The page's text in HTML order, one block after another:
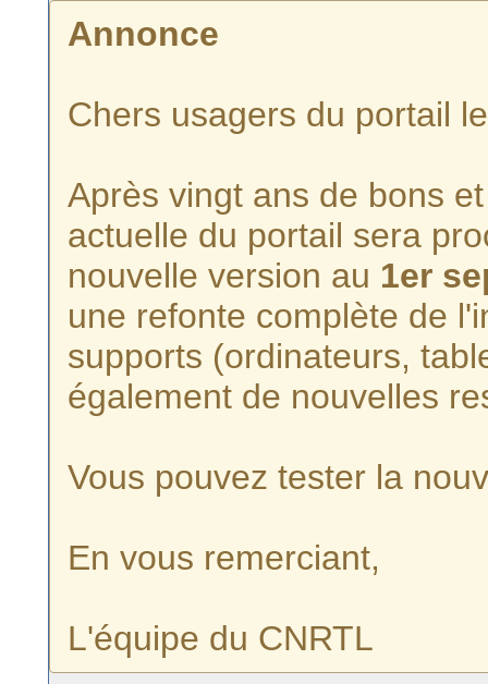
Annonce
Chers usagers du portail
Après vingt ans de bons
actuelle du portail sera
nouvelle version au 1er
une refonte complète de
supports (ordinateurs,
également de nouvelles
Vous pouvez tester la
En vous remerciant,
L'équipe du CNRTL